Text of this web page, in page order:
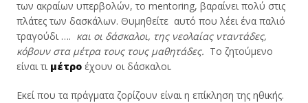
των ακραίων υπερβολών, το mentoring, βαραίνει πολύ στις
πλάτες των δασκάλων. Θυμηθείτε αυτό που λέει ένα παλιό
τραγούδι …. και οι δάσκαλοι, της νεολαίας νταντάδες,
κόβουν στα μέτρα τους τους μαθητάδες. Το ζητούμενο
είναι τι μέτρο έχουν οι δάσκαλοι.
Εκεί που τα πράγματα ζορίζουν είναι η επίκληση της ηθικής.